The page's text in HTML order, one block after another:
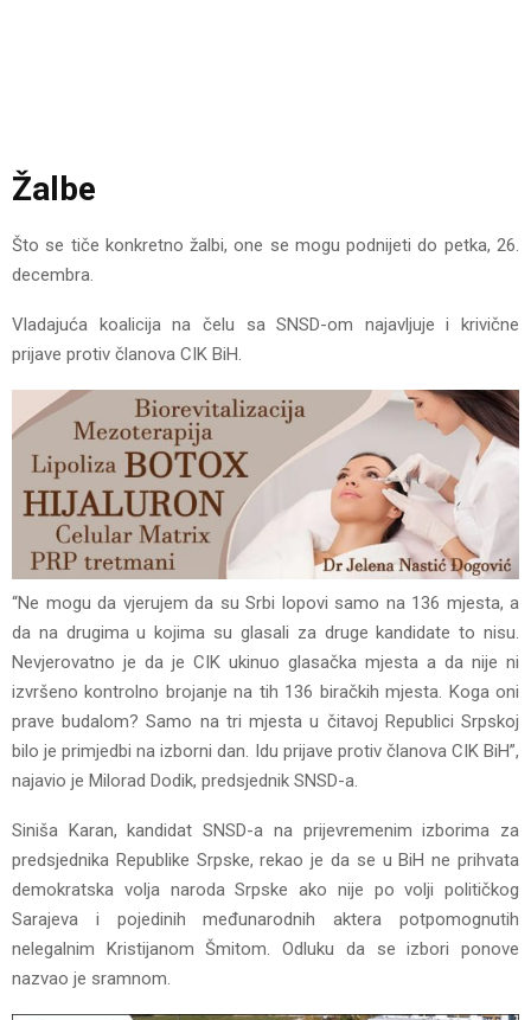
Žalbe
Što se tiče konkretno žalbi, one se mogu podnijeti do petka, 26.
decembra.
Vladajuća koalicija na čelu sa SNSD-om najavljuje i krivične
prijave protiv članova CIK BiH.
“Ne mogu da vjerujem da su Srbi lopovi samo na 136 mjesta, a
da na drugima u kojima su glasali za druge kandidate to nisu.
Nevjerovatno je da je CIK ukinuo glasačka mjesta a da nije ni
izvršeno kontrolno brojanje na tih 136 biračkih mjesta. Koga oni
prave budalom? Samo na tri mjesta u čitavoj Republici Srpskoj
bilo je primjedbi na izborni dan. Idu prijave protiv članova CIK BiH”,
najavio je Milorad Dodik, predsjednik SNSD-a.
Siniša Karan, kandidat SNSD-a na prijevremenim izborima za
predsjednika Republike Srpske, rekao je da se u BiH ne prihvata
demokratska volja naroda Srpske ako nije po volji političkog
Sarajeva i pojedinih međunarodnih aktera potpomognutih
nelegalnim Kristijanom Šmitom. Odluku da se izbori ponove
nazvao je sramnom.